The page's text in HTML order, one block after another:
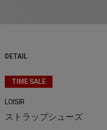
DETAIL
TIME SALE
LOISIR
ストラップシューズ